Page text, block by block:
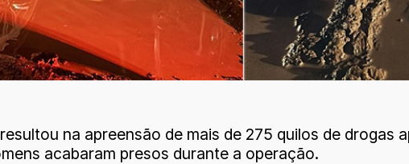
na apreensão de mais de 275 quilos de drogas
acabaram presos durante a operação.